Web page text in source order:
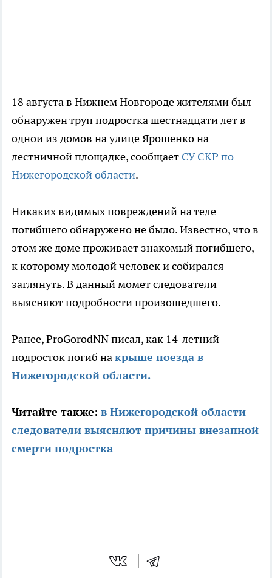
18 августа в Нижнем Новгороде жителями был
обнаружен труп подростка шестнадцати лет в
однои из домов на улице Ярошенко на
лестничной площадке, сообщает СУ СКР по
Нижегородской области.
Никаких видимых повреждений на теле
погибшего обнаружено не было. Известно, что в
этом же доме проживает знакомый погибшего,
к которому молодой человек и собирался
заглянуть. В данный момет следователи
выясняют подробности произошедшего.
Ранее, ProGorodNN писал, как 14-летний
подросток погиб накрыше поезда в
Нижегородской области.
Читайте также: в Нижегородской области
следователи выясняют причины внезапной
смерти подростка